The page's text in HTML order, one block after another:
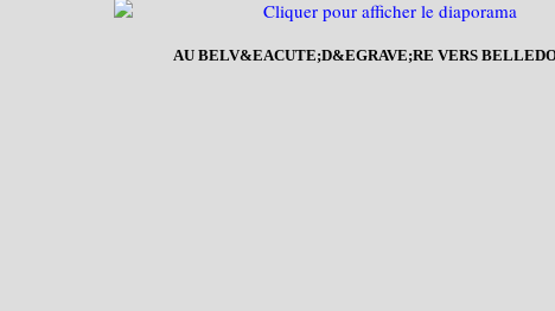
AU BELV&EACUTE;D&EGRAVE;RE VERS